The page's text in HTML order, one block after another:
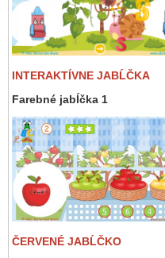
INTERAKTÍVNE JABĹČKA
Farebné jabĺčka 1
ČERVENÉ JABĹČKO